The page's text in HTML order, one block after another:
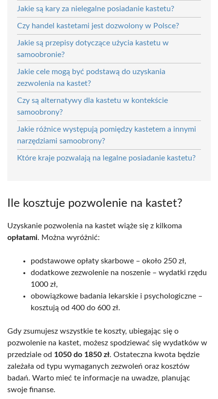
Jakie są kary za nielegalne posiadanie kastetu?
Czy handel kastetami jest dozwolony w Polsce?
Jakie są przepisy dotyczące użycia kastetu w
samoobronie?
Jakie cele mogą być podstawą do uzyskania
zezwolenia na kastet?
Czy są alternatywy dla kastetu w kontekście
samoobrony?
Jakie różnice występują pomiędzy kastetem a innymi
narzędziami samoobrony?
Które kraje pozwalają na legalne posiadanie kastetu?
Ile kosztuje pozwolenie na kastet?
Uzyskanie pozwolenia na kastet wiąże się z kilkoma
opłatami. Można wyróżnić:
podstawowe opłaty skarbowe – około 250 zł,
dodatkowe zezwolenie na noszenie – wydatki rzędu
1000 zł,
obowiązkowe badania lekarskie i psychologiczne –
kosztują od 400 do 600 zł.
Gdy zsumujesz wszystkie te koszty, ubiegając się o
pozwolenie na kastet, możesz spodziewać się wydatków w
przedziale od 1050 do 1850 zł. Ostateczna kwota będzie
zależała od typu wymaganych zezwoleń oraz kosztów
badań. Warto mieć te informacje na uwadze, planując
swoje finanse.